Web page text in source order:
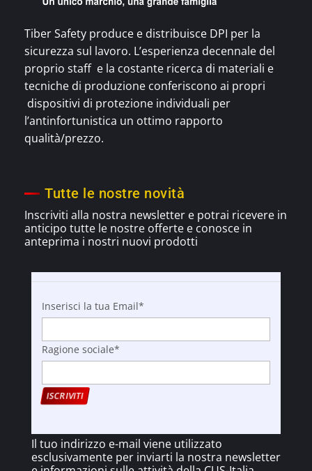
Tiber Safety produce e distribuisce DPI per la
sicurezza sul lavoro. L’esperienza decennale del
proprio staff e la costante ricerca di materiali e
tecniche di produzione conferiscono ai propri
dispositivi di protezione individuali per
l’antinfortunistica un ottimo rapporto
qualità/prezzo.
Tutte le nostre novità
Inscriviti alla nostra newsletter e potrai ricevere in
anticipo tutte le nostre offerte e conosce in
anteprima i nostri nuovi prodotti
Inserisci la tua Email*
Ragione sociale*
Il tuo indirizzo e-mail viene utilizzato
esclusivamente per inviarti la nostra newsletter